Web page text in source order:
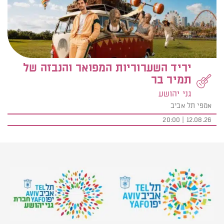
יריד השערוריות המפואר והנבזה של
תמיר בר
גני יהושע
אמפי תל אביב
12.08.26 | 20:00